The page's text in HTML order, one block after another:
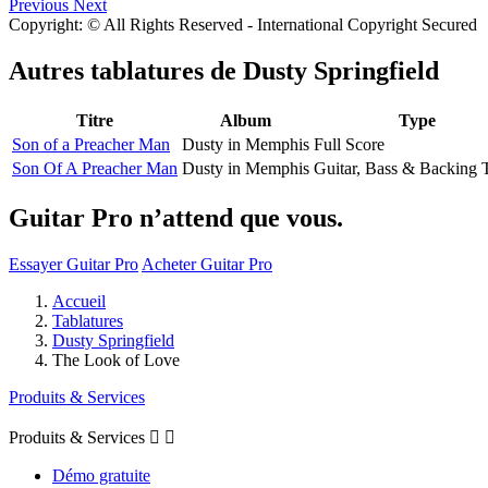
Previous Next
Copyright: © All Rights Reserved - International Copyright Secured
Autres tablatures de Dusty Springfield
Titre Album
Type
Son of a Preacher Man
Dusty in Memphis Full Score
Son Of A Preacher Man Dusty in Memphis Guitar, Bass & Backing
Guitar Pro n’attend que vous.
Essayer Guitar Pro Acheter Guitar Pro
Accueil
Tablatures
Dusty Springfield
The Look of Love
Produits & Services
Produits & Services  
Démo gratuite